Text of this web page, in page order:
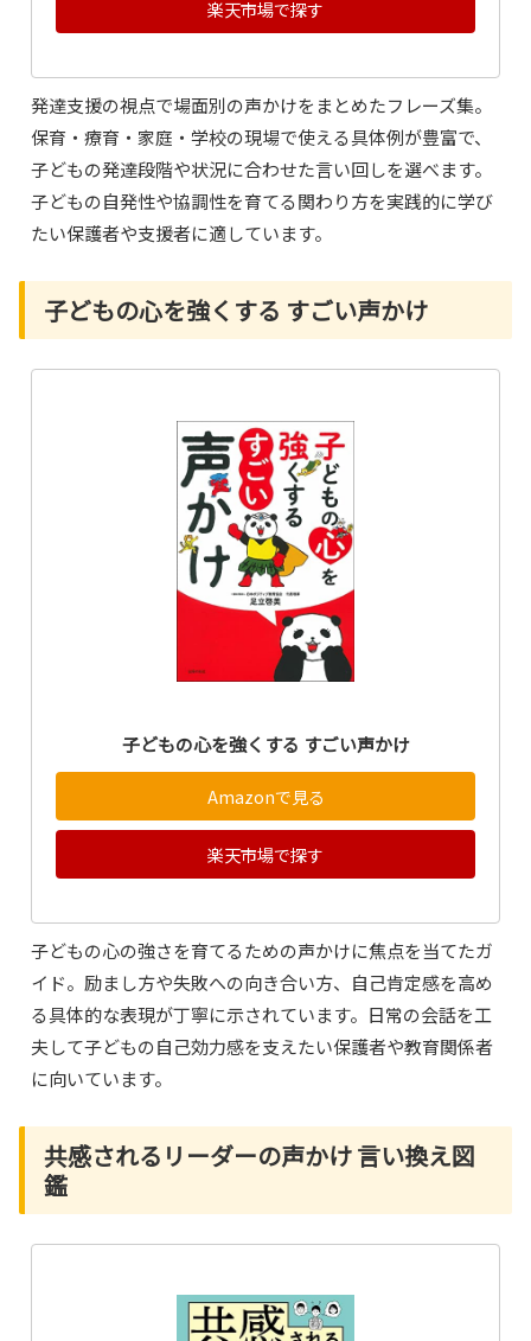
楽天市場で探す
発達支援の視点で場面別の声かけをまとめたフレーズ集。
保育・療育・家庭・学校の現場で使える具体例が豊富で、
子どもの発達段階や状況に合わせた言い回しを選べます。
子どもの自発性や協調性を育てる関わり方を実践的に学び
たい保護者や支援者に適しています。
子どもの心を強くする すごい声かけ
子どもの心を強くする すごい声かけ
Amazonで見る
楽天市場で探す
子どもの心の強さを育てるための声かけに焦点を当てたガ
イド。励まし方や失敗への向き合い方、自己肯定感を高め
る具体的な表現が丁寧に示されています。日常の会話を工
夫して子どもの自己効力感を支えたい保護者や教育関係者
に向いています。
共感されるリーダーの声かけ 言い換え図
鑑